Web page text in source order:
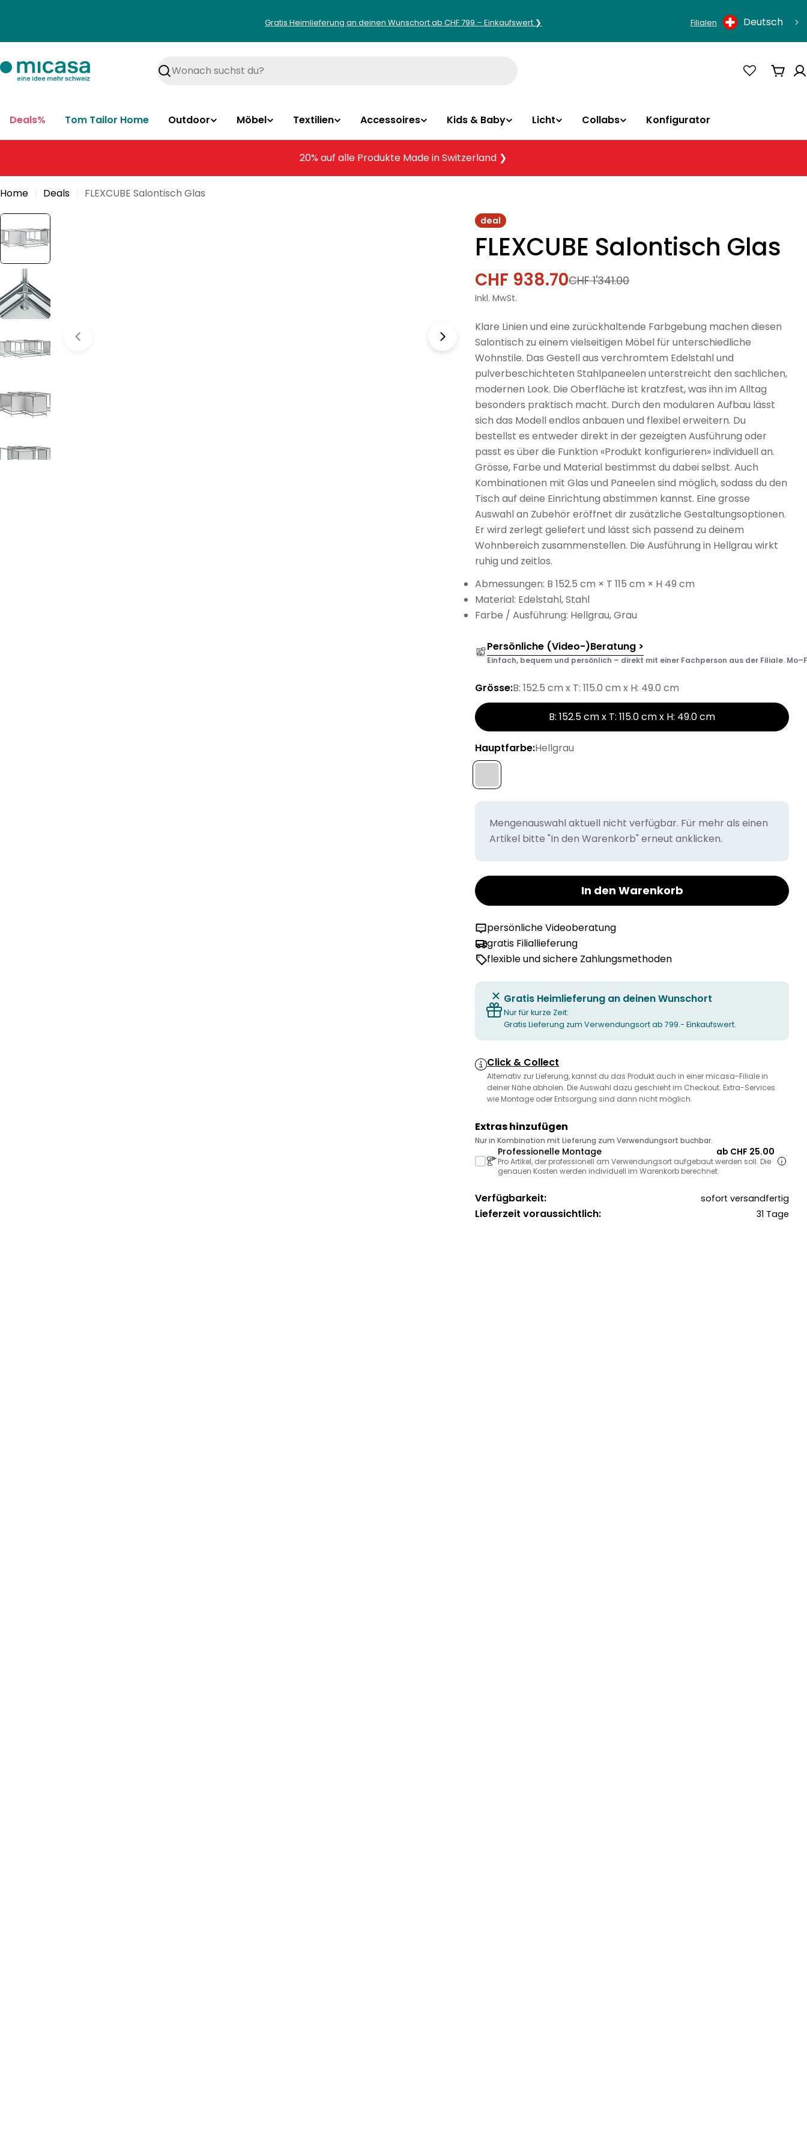
Gratis Heimlieferung an deinen Wunschort ab CHF 799.– Einkaufswert ❯ Filialen Deutsch
Suchen
Deals% Tom Tailor Home Outdoor Möbel Textilien Accessoires Kids & Baby Licht Collabs Konfigurator
20% auf alle Produkte Made in Switzerland ❯
Home Deals FLEXCUBE Salontisch Glas
deal
FLEXCUBE Salontisch Glas
Verkaufspreis
CHF 938.70
Regulärer
Preis
CHF 1'341.00
Inkl. MwSt.
Klare Linien und eine zurückhaltende Farbgebung machen diesen
Salontisch zu einem vielseitigen Möbel für unterschiedliche
Wohnstile. Das Gestell aus verchromtem Edelstahl und
pulverbeschichteten Stahlpaneelen unterstreicht den sachlichen,
modernen Look. Die Oberfläche ist kratzfest, was ihn im Alltag
besonders praktisch macht. Durch den modularen Aufbau lässt
sich das Modell endlos anbauen und flexibel erweitern. Du
bestellst es entweder direkt in der gezeigten Ausführung oder
passt es über die Funktion «Produkt konfigurieren» individuell an.
Grösse, Farbe und Material bestimmst du dabei selbst. Auch
Kombinationen mit Glas und Paneelen sind möglich, sodass du den
Tisch auf deine Einrichtung abstimmen kannst. Eine grosse
Auswahl an Zubehör eröffnet dir zusätzliche Gestaltungsoptionen.
Er wird zerlegt geliefert und lässt sich passend zu deinem
Wohnbereich zusammenstellen. Die Ausführung in Hellgrau wirkt
ruhig und zeitlos.
Abmessungen: B 152.5 cm × T 115 cm × H 49 cm
Material: Edelstahl, Stahl
Farbe / Ausführung: Hellgrau, Grau
Persönliche (Video-)Beratung >
Einfach, bequem und persönlich – direkt mit einer Fachperson aus der Filiale. Mo–Fr
Grösse:B: 152.5 cm x T: 115.0 cm x H: 49.0 cm
B: 152.5 cm x T: 115.0 cm x H: 49.0 cm
Hauptfarbe:Hellgrau
Mengenauswahl aktuell nicht verfügbar. Für mehr als einen
Artikel bitte "In den Warenkorb" erneut anklicken.
In den Warenkorb
persönliche Videoberatung
gratis Filiallieferung
flexible und sichere Zahlungsmethoden
Gratis Heimlieferung an deinen Wunschort
Nur für kurze Zeit:
Gratis Lieferung zum Verwendungsort ab 799.- Einkaufswert.
Click & Collect
Alternativ zur Lieferung, kannst du das Produkt auch in einer micasa-Filiale in
deiner Nähe abholen. Die Auswahl dazu geschieht im Checkout. Extra-Services
wie Montage oder Entsorgung sind dann nicht möglich.
Extras hinzufügen
Nur in Kombination mit Lieferung zum Verwendungsort buchbar.
Professionelle Montage ab CHF 25.00
Pro Artikel, der professionell am Verwendungsort aufgebaut werden soll. Die
genauen Kosten werden individuell im Warenkorb berechnet.
Verfügbarkeit: sofort versandfertig
Lieferzeit voraussichtlich: 31 Tage